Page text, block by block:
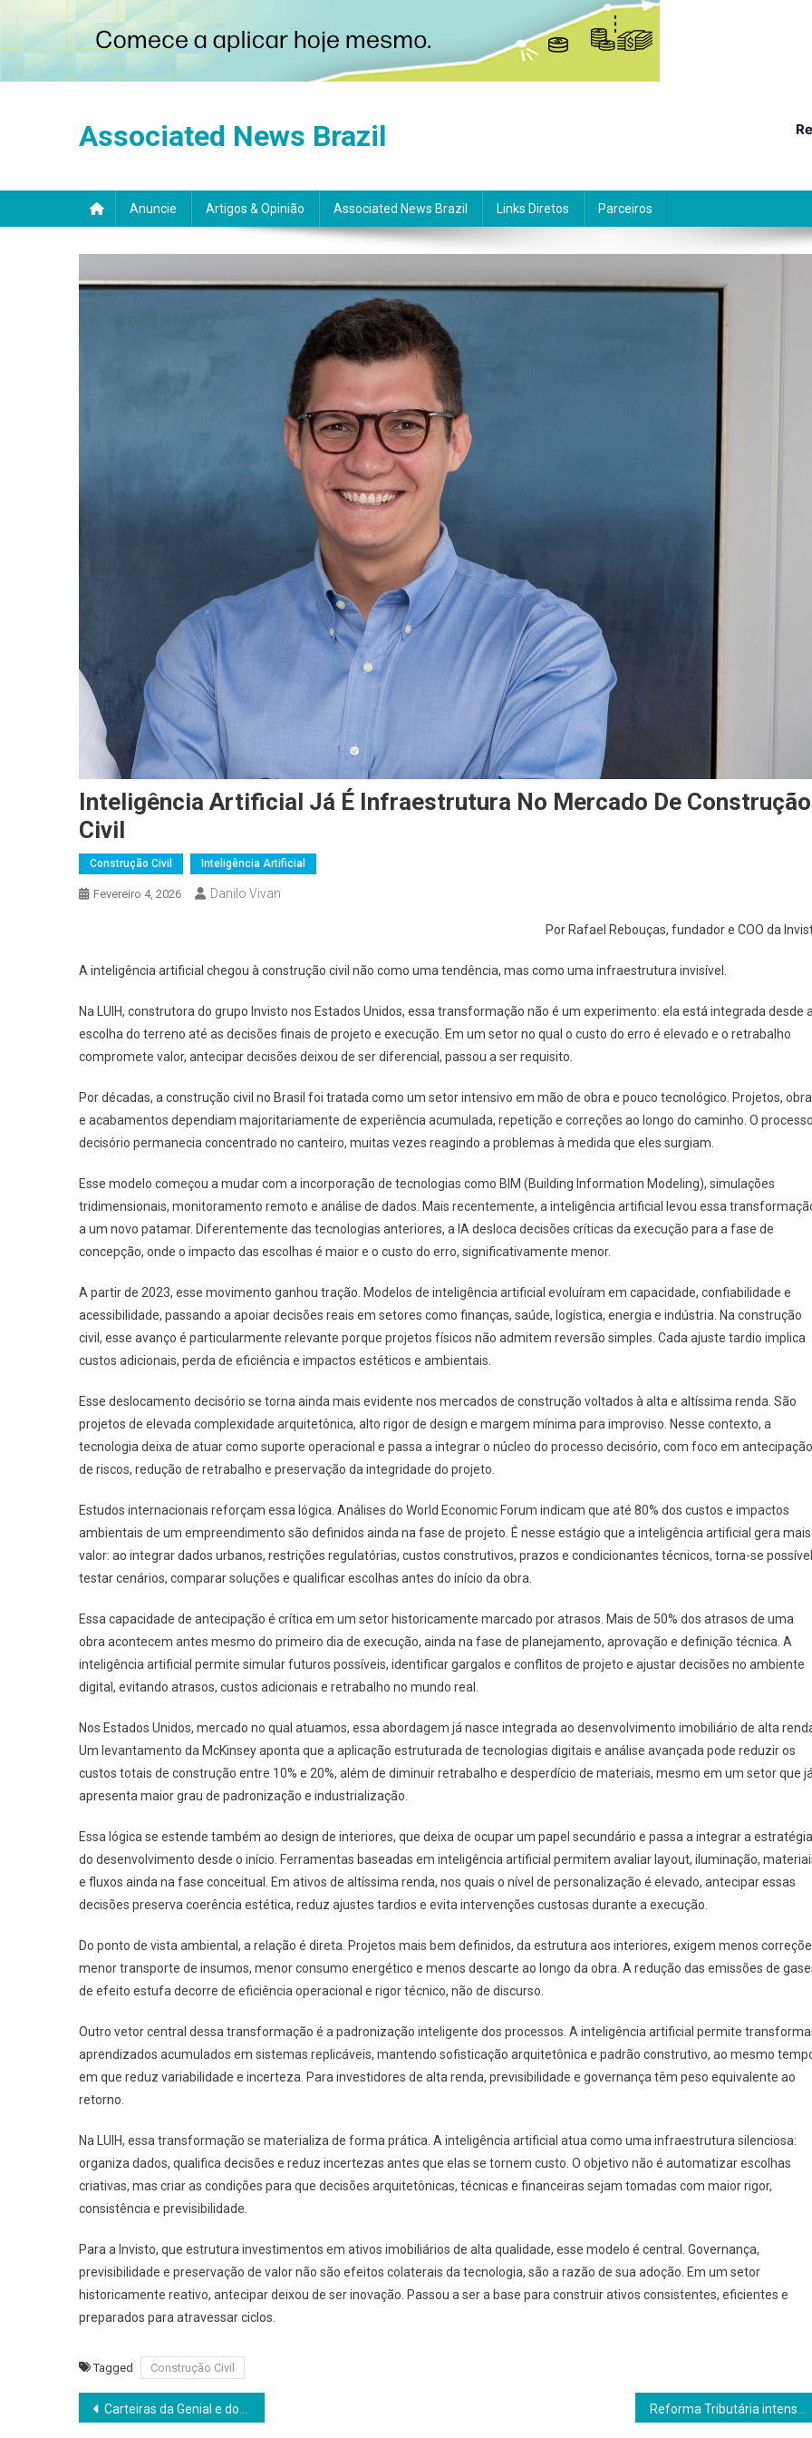
Associated News Brazil
Anuncie Artigos & Opinião Associated News Brazil Links Diretos Parceiros
Inteligência Artificial Já É Infraestrutura No Mercado De Construção
Civil
Construção Civil Inteligência Artificial
Fevereiro 4, 2026 Danilo Vivan
Por Rafael Rebouças, fundador e COO da
A inteligência artificial chegou à construção civil não como uma tendência, mas como uma infraestrutura invisível.
Na LUIH, construtora do grupo Invisto nos Estados Unidos, essa transformação não é um experimento: ela está integrada desde a
escolha do terreno até as decisões finais de projeto e execução. Em um setor no qual o custo do erro é elevado e o retrabalho
compromete valor, antecipar decisões deixou de ser diferencial, passou a ser requisito.
Por décadas, a construção civil no Brasil foi tratada como um setor intensivo em mão de obra e pouco tecnológico. Projetos,
e acabamentos dependiam majoritariamente de experiência acumulada, repetição e correções ao longo do caminho. O processo
decisório permanecia concentrado no canteiro, muitas vezes reagindo a problemas à medida que eles surgiam.
Esse modelo começou a mudar com a incorporação de tecnologias como BIM (Building Information Modeling), simulações
tridimensionais, monitoramento remoto e análise de dados. Mais recentemente, a inteligência artificial levou essa
a um novo patamar. Diferentemente das tecnologias anteriores, a IA desloca decisões críticas da execução para a fase de
concepção, onde o impacto das escolhas é maior e o custo do erro, significativamente menor.
A partir de 2023, esse movimento ganhou tração. Modelos de inteligência artificial evoluíram em capacidade, confiabilidade e
acessibilidade, passando a apoiar decisões reais em setores como finanças, saúde, logística, energia e indústria. Na construção
civil, esse avanço é particularmente relevante porque projetos físicos não admitem reversão simples. Cada ajuste tardio implica
custos adicionais, perda de eficiência e impactos estéticos e ambientais.
Esse deslocamento decisório se torna ainda mais evidente nos mercados de construção voltados à alta e altíssima renda. São
projetos de elevada complexidade arquitetônica, alto rigor de design e margem mínima para improviso. Nesse contexto, a
tecnologia deixa de atuar como suporte operacional e passa a integrar o núcleo do processo decisório, com foco em antecipação
de riscos, redução de retrabalho e preservação da integridade do projeto.
Estudos internacionais reforçam essa lógica. Análises do World Economic Forum indicam que até 80% dos custos e impactos
ambientais de um empreendimento são definidos ainda na fase de projeto. É nesse estágio que a inteligência artificial gera mais
valor: ao integrar dados urbanos, restrições regulatórias, custos construtivos, prazos e condicionantes técnicos, torna-se possível
testar cenários, comparar soluções e qualificar escolhas antes do início da obra.
Essa capacidade de antecipação é crítica em um setor historicamente marcado por atrasos. Mais de 50% dos atrasos de uma
obra acontecem antes mesmo do primeiro dia de execução, ainda na fase de planejamento, aprovação e definição técnica. A
inteligência artificial permite simular futuros possíveis, identificar gargalos e conflitos de projeto e ajustar decisões no ambiente
digital, evitando atrasos, custos adicionais e retrabalho no mundo real.
Nos Estados Unidos, mercado no qual atuamos, essa abordagem já nasce integrada ao desenvolvimento imobiliário de alta
Um levantamento da McKinsey aponta que a aplicação estruturada de tecnologias digitais e análise avançada pode reduzir os
custos totais de construção entre 10% e 20%, além de diminuir retrabalho e desperdício de materiais, mesmo em um setor que já
apresenta maior grau de padronização e industrialização.
Essa lógica se estende também ao design de interiores, que deixa de ocupar um papel secundário e passa a integrar a estratégia
do desenvolvimento desde o início. Ferramentas baseadas em inteligência artificial permitem avaliar layout, iluminação,
e fluxos ainda na fase conceitual. Em ativos de altíssima renda, nos quais o nível de personalização é elevado, antecipar essas
decisões preserva coerência estética, reduz ajustes tardios e evita intervenções custosas durante a execução.
Do ponto de vista ambiental, a relação é direta. Projetos mais bem definidos, da estrutura aos interiores, exigem menos
menor transporte de insumos, menor consumo energético e menos descarte ao longo da obra. A redução das emissões de
de efeito estufa decorre de eficiência operacional e rigor técnico, não de discurso.
Outro vetor central dessa transformação é a padronização inteligente dos processos. A inteligência artificial permite
aprendizados acumulados em sistemas replicáveis, mantendo sofisticação arquitetônica e padrão construtivo, ao mesmo
em que reduz variabilidade e incerteza. Para investidores de alta renda, previsibilidade e governança têm peso equivalente ao
retorno.
Na LUIH, essa transformação se materializa de forma prática. A inteligência artificial atua como uma infraestrutura silenciosa:
organiza dados, qualifica decisões e reduz incertezas antes que elas se tornem custo. O objetivo não é automatizar escolhas
criativas, mas criar as condições para que decisões arquitetônicas, técnicas e financeiras sejam tomadas com maior rigor,
consistência e previsibilidade.
Para a Invisto, que estrutura investimentos em ativos imobiliários de alta qualidade, esse modelo é central. Governança,
previsibilidade e preservação de valor não são efeitos colaterais da tecnologia, são a razão de sua adoção. Em um setor
historicamente reativo, antecipar deixou de ser inovação. Passou a ser a base para construir ativos consistentes, eficientes e
preparados para atravessar ciclos.
Tagged Construção Civil
Navegação
Carteiras da Genial e do Santander superam Ibovespa em janeiro de 2026